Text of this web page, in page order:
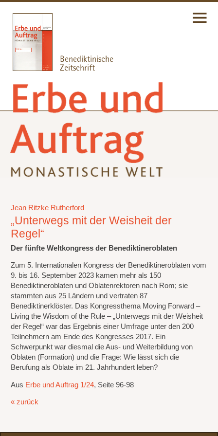
Jean Ritzke Rutherford
„Unterwegs mit der Weisheit der
Regel“
Der fünfte Weltkongress der Benediktineroblaten
Zum 5. Internationalen Kongress der Benediktineroblaten vom
9. bis 16. September 2023 kamen mehr als 150
Benediktineroblaten und Oblatenrektoren nach Rom; sie
stammten aus 25 Ländern und vertraten 87
Benediktinerklöster. Das Kongressthema Moving Forward –
Living the Wisdom of the Rule – „Unterwegs mit der Weisheit
der Regel“ war das Ergebnis einer Umfrage unter den 200
Teilnehmern am Ende des Kongresses 2017. Ein
Schwerpunkt war diesmal die Aus- und Weiterbildung von
Oblaten (Formation) und die Frage: Wie lässt sich die
Berufung als Oblate im 21. Jahrhundert leben?
Aus Erbe und Auftrag 1/24, Seite 96-98
« zurück